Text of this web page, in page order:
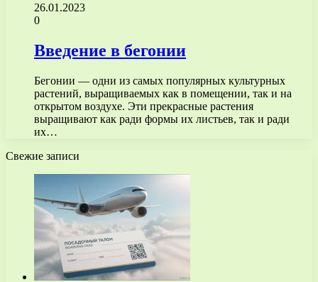
26.01.2023
0
Введение в бегонии
Бегонии — одни из самых популярных культурных
растений, выращиваемых как в помещении, так и на
открытом воздухе. Эти прекрасные растения
выращивают как ради формы их листьев, так и ради
их…
Свежие записи